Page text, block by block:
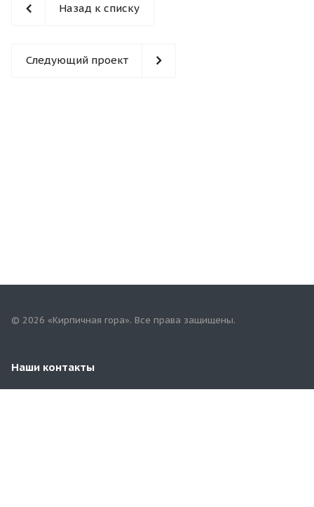
Назад к списку
Следующий проект
© 2026 «Кирпичная гора». Все права защищены.
Наши контакты
8(8422)98-53-55